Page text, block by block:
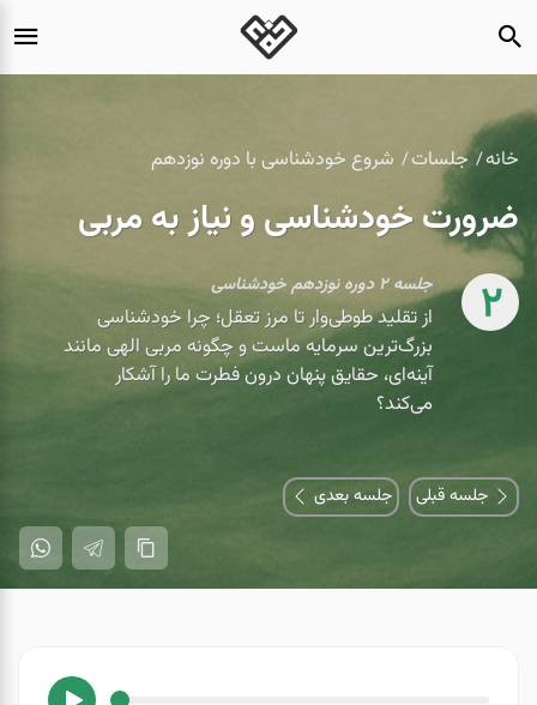
خانه جلسات شروع خودشناسی با دوره نوزدهم
ضرورت خودشناسی و نیاز به مربی
2 جلسه ۲ دوره نوزدهم خودشناسی
از تقلید طوطی‌وار تا مرز تعقل؛ چرا خودشناسی
بزرگ‌ترین سرمایه ماست و چگونه مربی الهی مانند
آینه‌ای، حقایق پنهان درون فطرت ما را آشکار
می‌کند؟
جلسه قبلی جلسه بعدی